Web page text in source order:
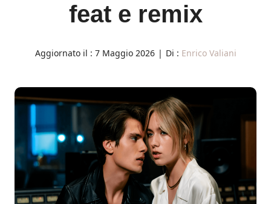
feat e remix
Aggiornato il : 7 Maggio 2026 | Di : Enrico Valiani